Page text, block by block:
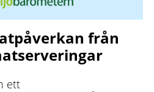
från
ett